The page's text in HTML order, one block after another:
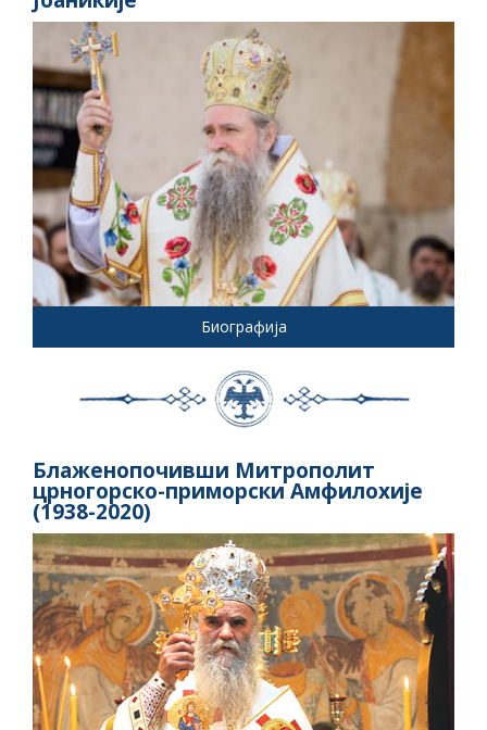
Биографија
Блаженопочивши Митрополит
црногорско-приморски Амфилохије
(1938-2020)